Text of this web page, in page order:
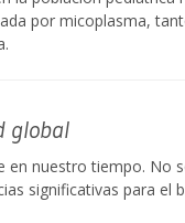
por micoplasma,
global
en nuestro tiempo. No
significativas para el